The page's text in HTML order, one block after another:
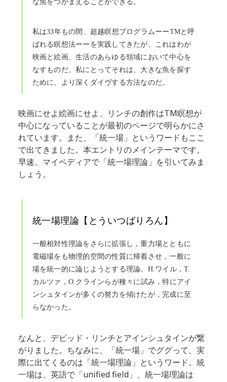
な魚をつかまえることができる。
私は33年もの間、超越瞑想プログラムーーTMと呼
ばれる瞑想法ーーを実践してきたが、これはわが
映画と絵画、生活のあらゆる領域において中心を
なすものだ。私にとってそれは、大きな魚を探す
ために、より深くダイヴする方法なのだ。
映画にせよ絵画にせよ、リンチの創作はTM瞑想が
中心になっていることが最初のページで明らかにさ
れています。また、「統一場」というワードもここ
で出てきました。本エントリのメインテーマです。
早速、マイペディアで「統一場理論」を引いてみま
しょう。
統一場理論【とういつばりろん】
一般相対性理論をさらに拡張し，重力場とともに
電磁場をも物理的空間の性質に帰着させ，一般に
場を統一的に論じようとする理論。H.ワイル，T.
カルツァ，O.クラインらが種々に試み，特にアイ
ンシュタインが多くの努力を傾けたが，完成に至
らなかった。
なんと、デビッド・リンチとアインシュタインが繋
がりました。ちなみに、「統一場」でググって、実
際に出てくるのは「統一場理論」というワード。統
一場は、英語で「unified field」、統一場理論は